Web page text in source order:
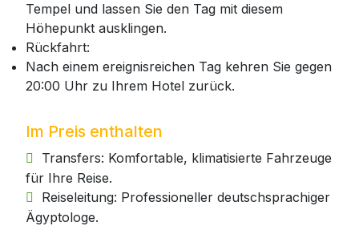
Tempel und lassen Sie den Tag mit diesem
Höhepunkt ausklingen.
Rückfahrt:
Nach einem ereignisreichen Tag kehren Sie gegen
20:00 Uhr zu Ihrem Hotel zurück.
Im Preis enthalten
Transfers: Komfortable, klimatisierte Fahrzeuge
für Ihre Reise.
Reiseleitung: Professioneller deutschsprachiger
Ägyptologe.